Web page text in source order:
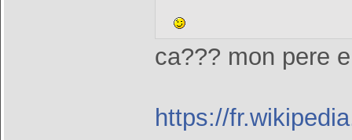
ca??? mon pere
https://